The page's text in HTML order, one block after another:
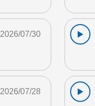
2026/07/30
2026/07/28